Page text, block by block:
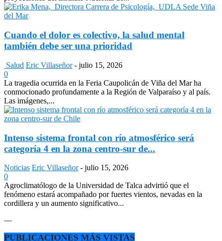
Cuando el dolor es colectivo, la salud mental
también debe ser una prioridad
Salud Eric Villaseñor - julio 15, 2026
0
La tragedia ocurrida en la Feria Caupolicán de Viña del Mar ha
conmocionado profundamente a la Región de Valparaíso y al país.
Las imágenes,...
Intenso sistema frontal con río atmosférico será
categoría 4 en la zona centro-sur de...
Noticias Eric Villaseñor - julio 15, 2026
0
Agroclimatólogo de la Universidad de Talca advirtió que el
fenómeno estará acompañado por fuertes vientos, nevadas en la
cordillera y un aumento significativo...
—
PUBLICACIONES MÁS VISTAS